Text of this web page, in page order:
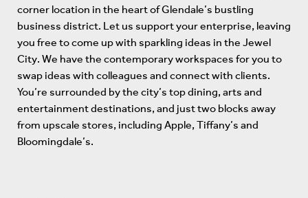
corner location in the heart of Glendale’s bustling
business district. Let us support your enterprise, leaving
you free to come up with sparkling ideas in the Jewel
City. We have the contemporary workspaces for you to
swap ideas with colleagues and connect with clients.
You’re surrounded by the city’s top dining, arts and
entertainment destinations, and just two blocks away
from upscale stores, including Apple, Tiffany’s and
Bloomingdale’s.